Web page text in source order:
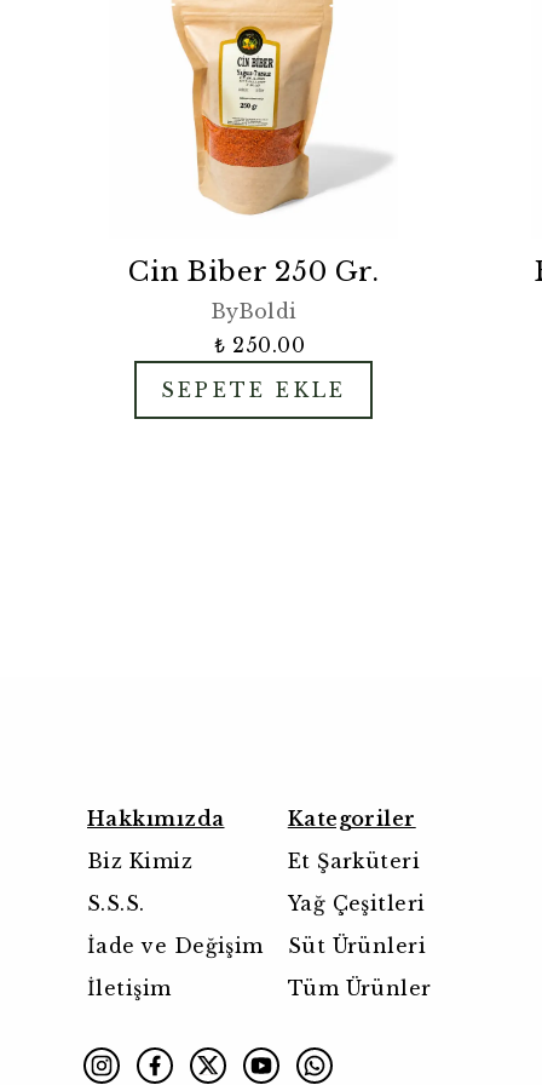
Cin Biber 250 Gr.
ByBoldi
₺ 250.00
SEPETE EKLE
Hakkımızda
Biz Kimiz
S.S.S.
İade ve Değişim
İletişim
Kategoriler
Et Şarküteri
Yağ Çeşitleri
Süt Ürünleri
Tüm Ürünler